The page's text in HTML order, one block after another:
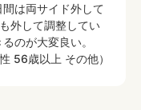
は両サイド外して
外して調整してい
のが大変良い。
性 56歳以上 その他）